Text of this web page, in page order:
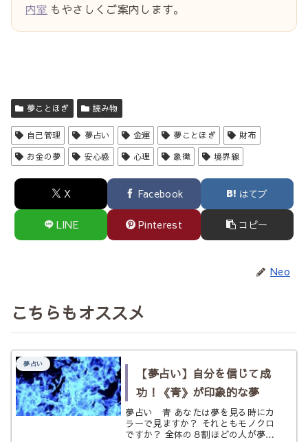
内室 もやさしくご案内します。
夢ことほぎ 読み物
自己管理 夢占い 金運 夢ことほぎ
財布
お金の夢
安心感 心理 象徴 境界線
X Facebook はてブ
LINE Pinterest コピー
Neo
こちらもオススメ
夢占い
【夢占い】自分を信じて成
功！《青》が印象的な夢
夢占い 青 あなたは夢を見る時にカ
ラーで見ますか？ それともモノクロ
ですか？ 全体の８割ほどの人が夢を